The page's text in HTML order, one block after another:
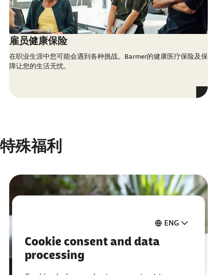
ENG
Cookie consent and data
processing
雇员健康保险
在职业生涯中您可能会遇到各种挑战。Barmer的健康医疗保险及保
障让您的生活无忧。
特殊福利